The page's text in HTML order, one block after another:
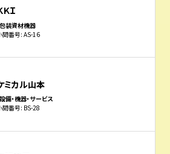
ＫＩ
包装資材機器
間番号: AS-16
ミカル山本
設備・機器・サービス
間番号: BS-28